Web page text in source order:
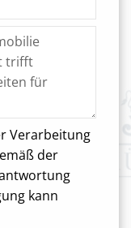
Verarbeitung
der
kann